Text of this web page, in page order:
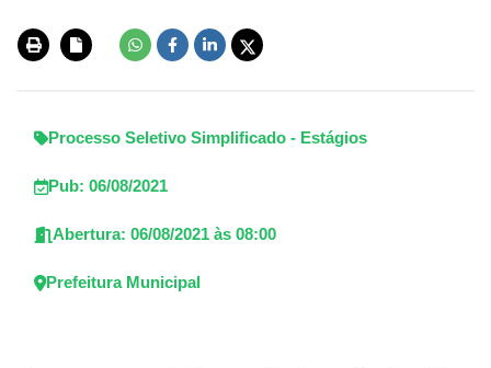
Processo Seletivo Simplificado - Estágios
Pub: 06/08/2021
Abertura: 06/08/2021 às 08:00
Prefeitura Municipal